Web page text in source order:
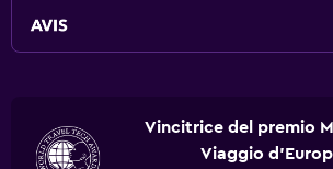
Vincitrice del premio
Viaggio